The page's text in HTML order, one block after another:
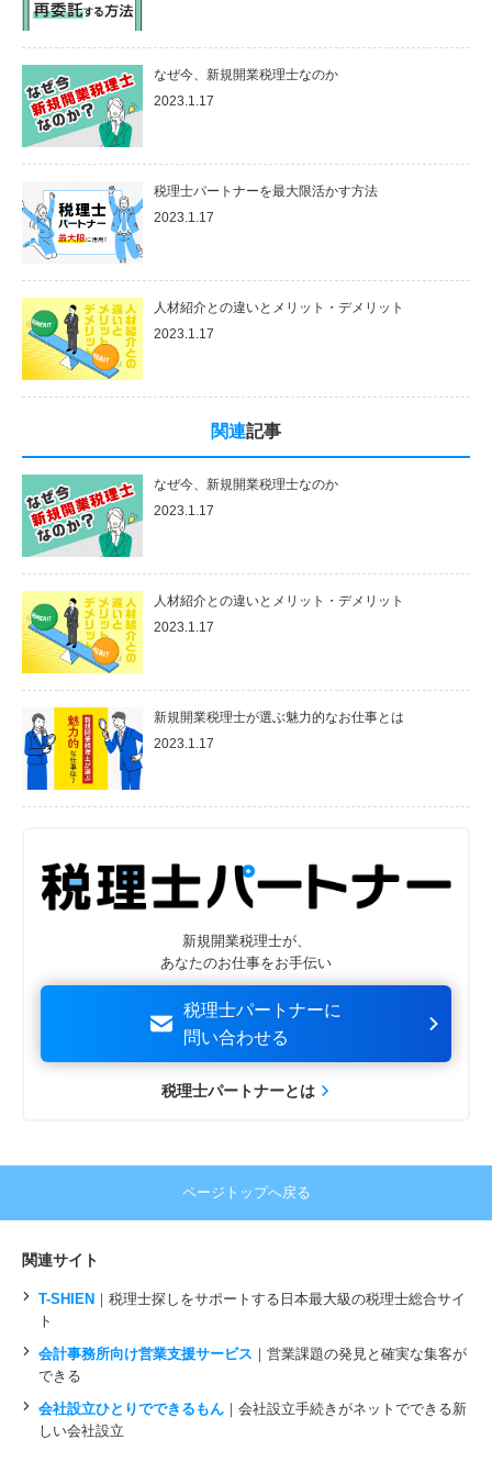
なぜ今、新規開業税理士なのか
2023.1.17
税理士パートナーを最大限活かす方法
2023.1.17
人材紹介との違いとメリット・デメリット
2023.1.17
関連記事
なぜ今、新規開業税理士なのか
2023.1.17
人材紹介との違いとメリット・デメリット
2023.1.17
新規開業税理士が選ぶ魅力的なお仕事とは
2023.1.17
新規開業税理士が、
あなたのお仕事をお手伝い
税理士パートナーに
問い合わせる
税理士パートナーとは
ページトップへ戻る
関連サイト
T-SHIEN ｜税理士探しをサポートする日本最大級の税理士総合サイ
ト
会計事務所向け営業支援サービス ｜営業課題の発⾒と確実な集客が
できる
会社設立ひとりでできるもん ｜会社設立手続きがネットでできる新
しい会社設立